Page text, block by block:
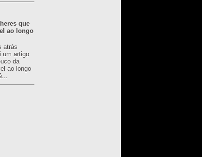
que
ao longo
atrás
um artigo
da
ao longo